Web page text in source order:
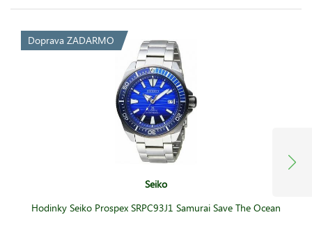
Doprava ZADARMO
Seiko
Hodinky Seiko Prospex SRPC93J1 Samurai Save The Ocean